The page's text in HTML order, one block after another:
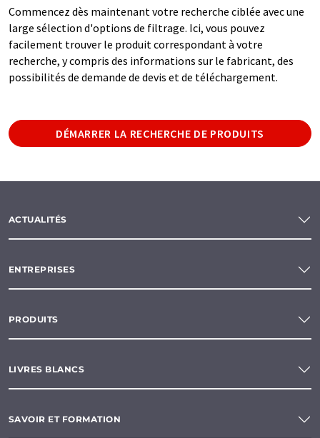
Commencez dès maintenant votre recherche ciblée avec une
large sélection d'options de filtrage. Ici, vous pouvez
facilement trouver le produit correspondant à votre
recherche, y compris des informations sur le fabricant, des
possibilités de demande de devis et de téléchargement.
DÉMARRER LA RECHERCHE DE PRODUITS
ACTUALITÉS
ENTREPRISES
PRODUITS
LIVRES BLANCS
SAVOIR ET FORMATION